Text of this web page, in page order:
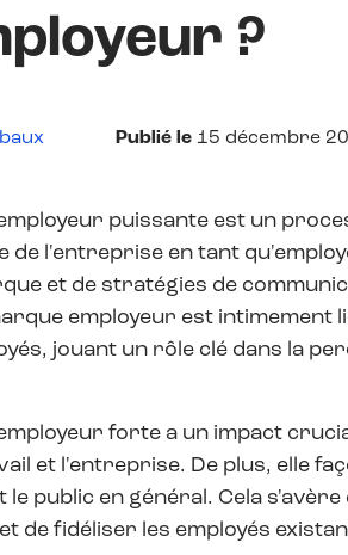
?
Publié le 15 décembre
puissante est un
de l'entreprise en tant
et de stratégies de
employeur est intimement
jouant un rôle clé dans la
forte a un impact
et l'entreprise. De plus, elle
le public en général. Cela
de fidéliser les employés